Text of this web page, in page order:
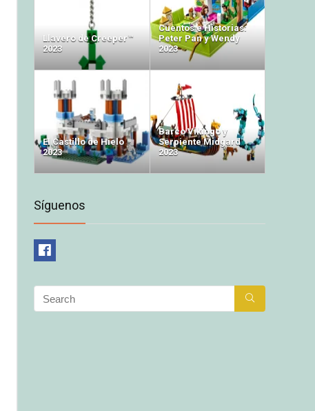
Llavero de Creeper™
2023
Cuentos e Historias:
Peter Pan y Wendy
2023
El Castillo de Hielo
2023
Barco Vikingo y
Serpiente Midgard
2023
Síguenos